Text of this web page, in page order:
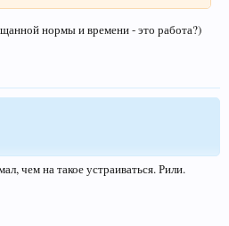
нормы и времени - это работа?)
чем на такое устраиваться. Рили.